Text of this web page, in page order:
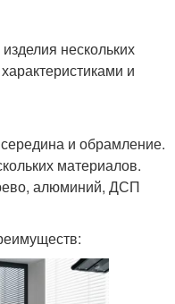
нескольких
и
и обрамление.
материалов.
алюминий, ДСП